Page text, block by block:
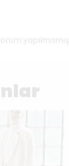
yapılmamış.